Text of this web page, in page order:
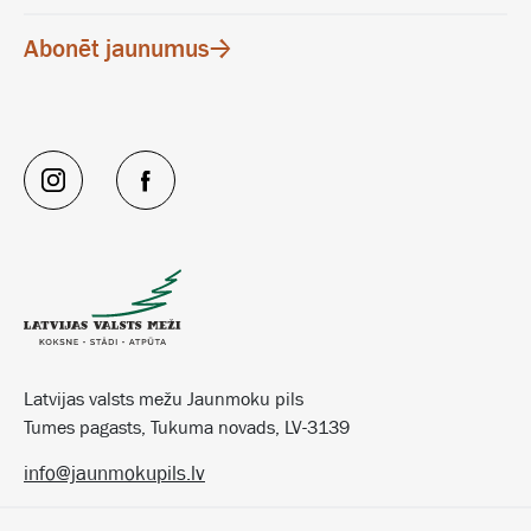
Latvijas valsts mežu Jaunmoku pils
Tumes pagasts, Tukuma novads, LV-3139
Abonēt jaunumus
info@jaunmokupils.lv